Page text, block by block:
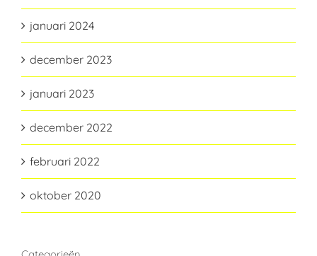
januari 2024
december 2023
januari 2023
december 2022
februari 2022
oktober 2020